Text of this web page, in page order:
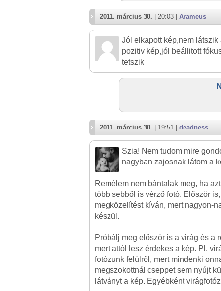
2011. március 30. | 20:03 | Arameus
Jól elkapott kép,nem
pozitiv kép,jól beállitott
tetszik
2011. március 30. | 19:51 | deadness
Szia! Nem tudom mire
nagyban zajosnak látom a
Remélem nem bántalak meg, ha
több sebből is vérző fotó. Először
megközelítést kíván, mert nagyon-
készül.
Próbálj meg először is a virág és a
mert attól lesz érdekes a kép. Pl.
fotózunk felülről, mert mindenki
megszokottnál cseppet sem nyújt
látványt a kép. Egyébként